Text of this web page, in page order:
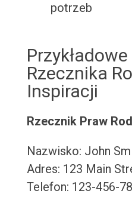
potrzeb
Przykładowe
Rzecznika
Inspiracji
Rzecznik Praw
Nazwisko: John
Adres: 123 Main
Telefon: 123-456-